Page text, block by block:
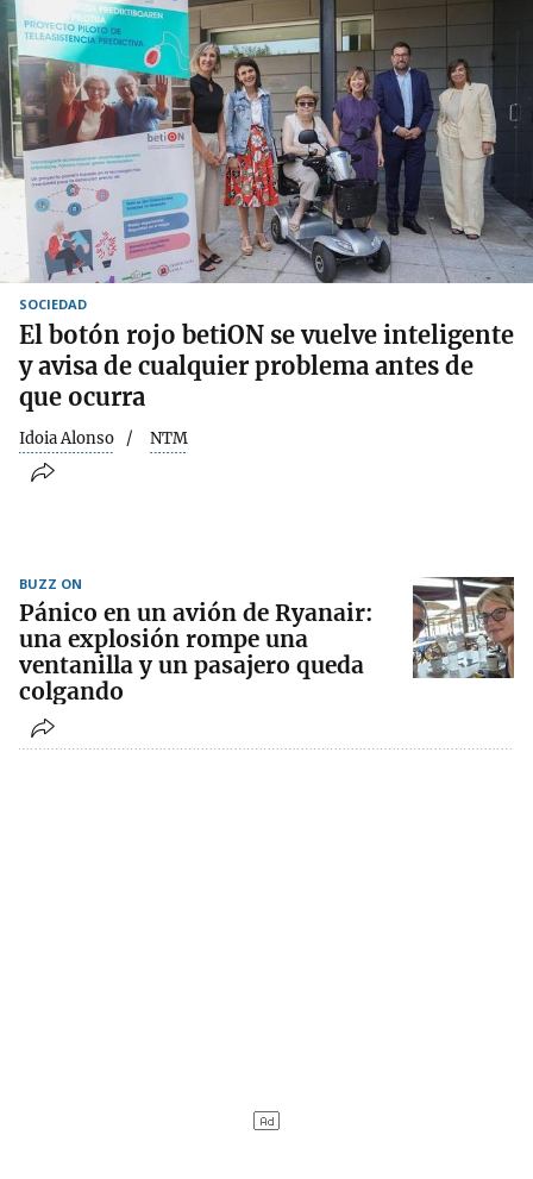
SOCIEDAD
El botón rojo betiON se vuelve inteligente
y avisa de cualquier problema antes de
que ocurra
Idoia Alonso NTM
BUZZ ON
Pánico en un avión de Ryanair:
una explosión rompe una
ventanilla y un pasajero queda
colgando